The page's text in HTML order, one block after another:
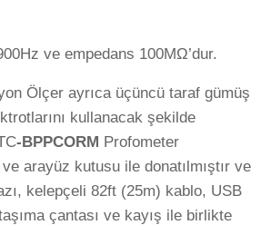
ve empedans 100MΩ’dur.
Ölçer ayrıca üçüncü taraf gümüş
kullanacak şekilde
-BPPCORM Profometer
arayüz kutusu ile donatılmıştır ve
kelepçeli 82ft (25m) kablo, USB
çantası ve kayış ile birlikte